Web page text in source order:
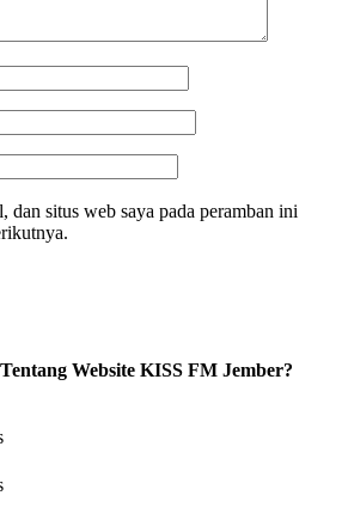
dan situs web saya pada peramban ini
Website KISS FM Jember?